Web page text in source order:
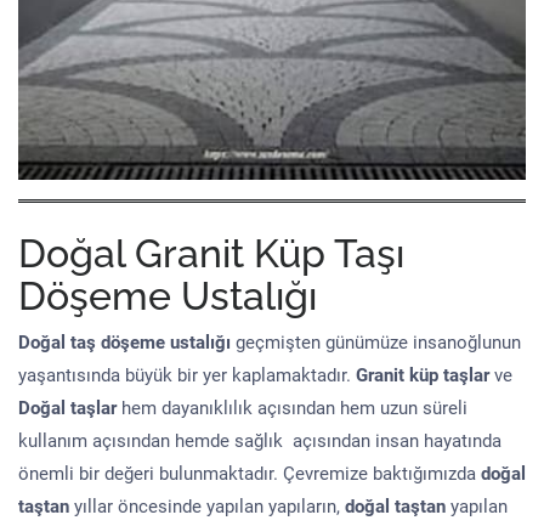
Doğal Granit Küp Taşı
Döşeme Ustalığı
Doğal taş döşeme ustalığı geçmişten günümüze insanoğlunun
yaşantısında büyük bir yer kaplamaktadır. Granit küp taşlarve
Doğal taşlar hem dayanıklılık açısından hem uzun süreli
kullanım açısından hemde sağlık açısından insan hayatında
önemli bir değeri bulunmaktadır. Çevremize baktığımızda doğal
taştan yıllar öncesinde yapılan yapıların, doğal taştan yapılan